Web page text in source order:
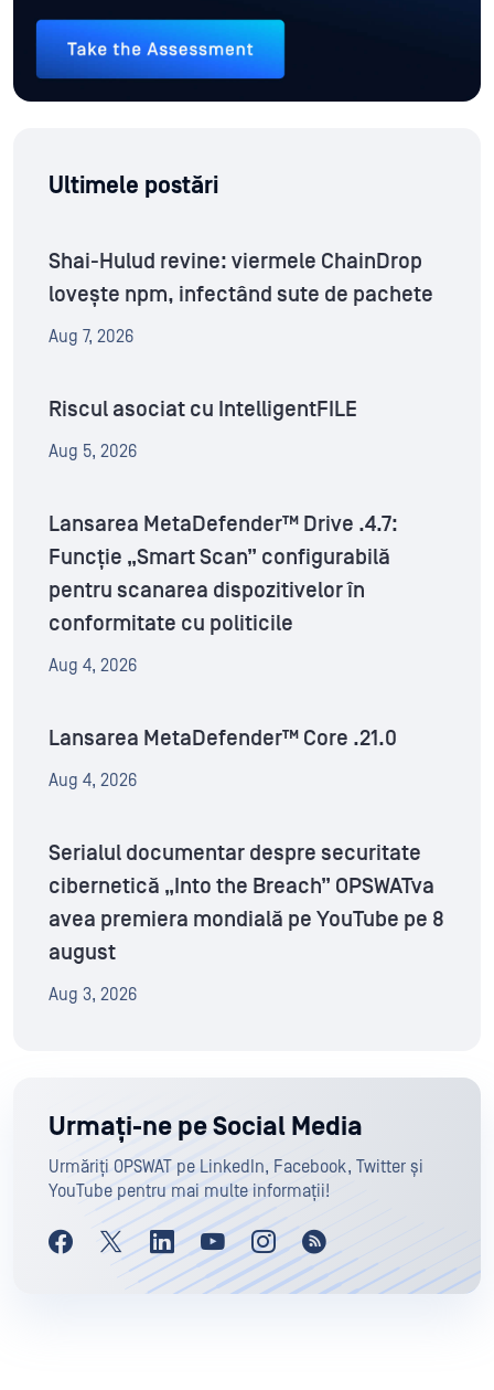
Ultimele postări
Shai-Hulud revine: viermele ChainDrop
lovește npm, infectând sute de pachete
Aug 7, 2026
Riscul asociat cu IntelligentFILE
Aug 5, 2026
Lansarea MetaDefender™ Drive .4.7:
Funcție „Smart Scan” configurabilă
pentru scanarea dispozitivelor în
conformitate cu politicile
Aug 4, 2026
Lansarea MetaDefender™ Core .21.0
Aug 4, 2026
Serialul documentar despre securitate
cibernetică „Into the Breach” OPSWATva
avea premiera mondială pe YouTube pe 8
august
Aug 3, 2026
Urmați-ne pe Social Media
Urmăriți OPSWAT pe LinkedIn, Facebook, Twitter și
YouTube pentru mai multe informații!